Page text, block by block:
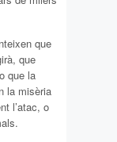
que
que
que la
la misèria
l’atac, o